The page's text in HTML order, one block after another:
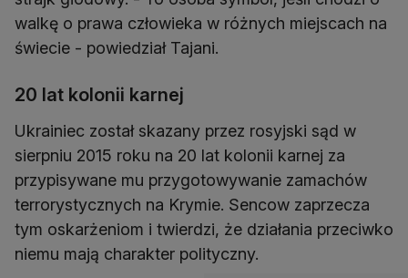
walkę o prawa człowieka w różnych miejscach na
świecie - powiedział Tajani.
20 lat kolonii karnej
Ukrainiec został skazany przez rosyjski sąd w
sierpniu 2015 roku na 20 lat kolonii karnej za
przypisywane mu przygotowywanie zamachów
terrorystycznych na Krymie. Sencow zaprzecza
tym oskarżeniom i twierdzi, że działania przeciwko
niemu mają charakter polityczny.